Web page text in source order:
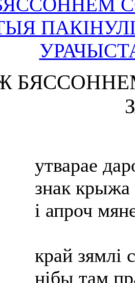
утварае
знак крыжа
і апроч
край зямлі
нібы там